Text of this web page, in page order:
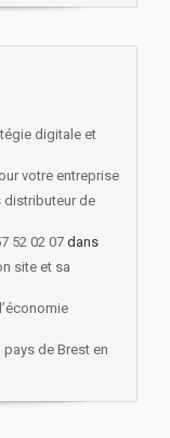
digitale et
votre entreprise
distributeur de
52 02 07 dans
site et sa
de Brest en